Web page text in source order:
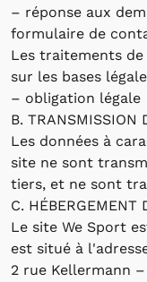
– réponse aux
formulaire de
Les traitements
sur les bases
– obligation légale
B. TRANSMISSION
Les données à
site ne sont
tiers, et ne sont
C. HÉBERGEMENT
Le site We Sport
est situé à
2 rue Kellermann